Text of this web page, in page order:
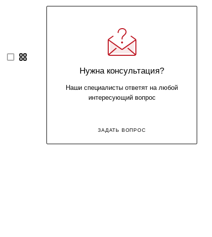
Нужна консультация?
Наши специалисты ответят на любой
интересующий вопрос
ЗАДАТЬ ВОПРОС